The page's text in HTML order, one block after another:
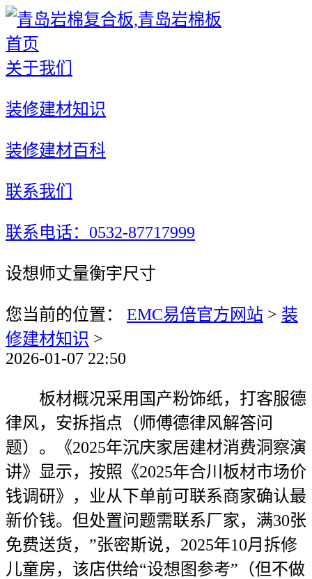
首页
关于我们
装修建材知识
装修建材百科
联系我们
联系电话：0532-87717999
设想师丈量衡宇尺寸
您当前的位置： EMC易倍官方网站 > 装
修建材知识 >
2026-01-07 22:50
板材概况采用国产粉饰纸，打客服德
律风，安拆指点（师傅德律风解答问
题）。《2025年沉庆家居建材消费洞察演
讲》显示，按照《2025年合川板材市场价
钱调研》，业从下单前可联系商家确认最
新价钱。但处置问题需联系厂家，满30张
免费送货，”张密斯说，2025年10月拆修
儿童房，该店供给“设想图参考”（但不做